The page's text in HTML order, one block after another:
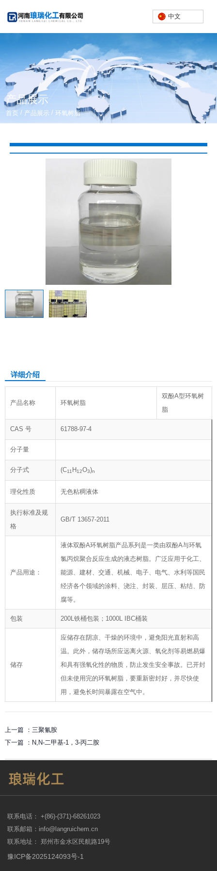
中文
产品展示
首页 / 产品展示 / 环氧树脂
详细介绍
产品名称 环氧树脂
双酚A型环氧树
脂
CAS 号 61788-97-4
分子量
分子式 (C11 H12O3)n
理化性质 无色粘稠液体
执行标准及规
格
GB/T 13657-2011
产品用途：
液体双酚A环氧树脂产品系列是一类由双酚A与环氧
氯丙烷聚合反应生成的液态树脂。广泛应用于化工、
能源、建材、交通、机械、电子、电气、水利等国民
经济各个领域的涂料、浇注、封装、层压、粘结、防
腐等。
包装 200L铁桶包装；1000L IBC桶装
储存
应储存在阴凉、干燥的环境中，避免阳光直射和高
温。此外，储存场所应远离火源、氧化剂等易燃易爆
和具有强氧化性的物质，防止发生安全事故。已开封
但未使用完的环氧树脂，要重新密封好，并尽快使
用，避免长时间暴露在空气中。
上一篇 ： 三聚氰胺
下一篇 ： N,N-二甲基-1，3-丙二胺
联系电话： +(86)-(371)-68261023
联系邮箱：info@langruichem.cn
联系地址： 郑州市金水区民航路19号
豫ICP备2025124093号-1